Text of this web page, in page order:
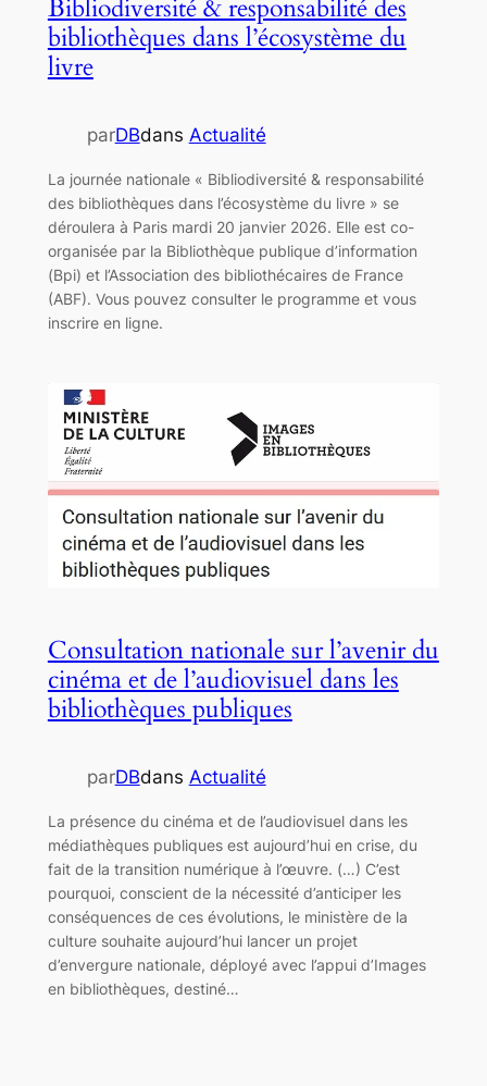
Bibliodiversité & responsabilité des
bibliothèques dans l’écosystème du
livre
parDBdans Actualité
La journée nationale « Bibliodiversité & responsabilité
des bibliothèques dans l’écosystème du livre » se
déroulera à Paris mardi 20 janvier 2026. Elle est co-
organisée par la Bibliothèque publique d’information
(Bpi) et l’Association des bibliothécaires de France
(ABF). Vous pouvez consulter le programme et vous
inscrire en ligne.
Consultation nationale sur l’avenir du
cinéma et de l’audiovisuel dans les
bibliothèques publiques
parDBdans Actualité
La présence du cinéma et de l’audiovisuel dans les
médiathèques publiques est aujourd’hui en crise, du
fait de la transition numérique à l’œuvre. (…) C’est
pourquoi, conscient de la nécessité d’anticiper les
conséquences de ces évolutions, le ministère de la
culture souhaite aujourd’hui lancer un projet
d’envergure nationale, déployé avec l’appui d’Images
en bibliothèques, destiné…